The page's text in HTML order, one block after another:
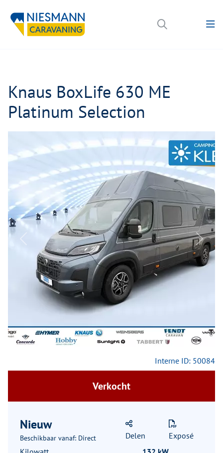
Knaus BoxLife 630 ME
Platinum Selection
Previous Next
Interne ID: 50084
Verkocht
Nieuw
Beschikbaar vanaf: Direct Delen
Exposé